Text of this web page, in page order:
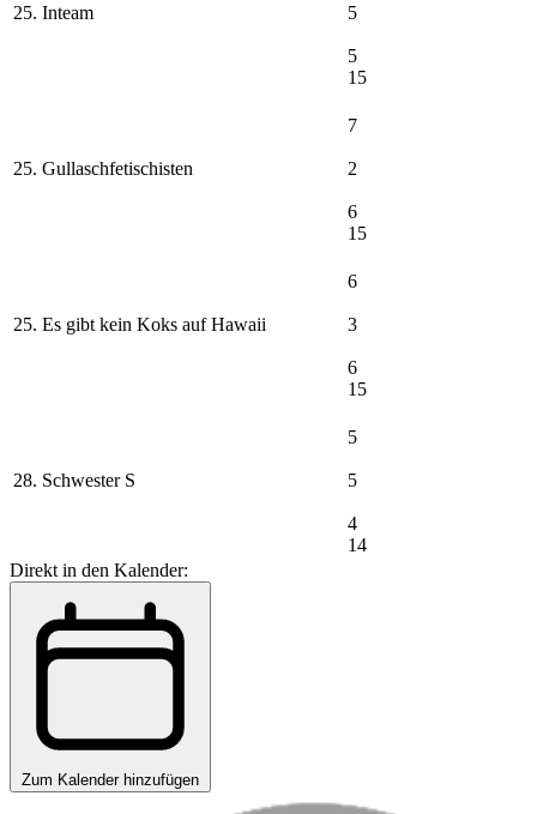
25. Inteam 5
5
15
25. Gullaschfetischisten
7
2
6
15
25. Es gibt kein Koks auf Hawaii
6
3
6
15
28. Schwester S
5
5
4
14
Direkt in den Kalender:
Zum Kalender hinzufügen